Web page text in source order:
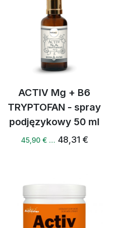
ACTIV Mg + B6
TRYPTOFAN - spray
podjęzykowy 50 ml
45,90 € … 48,31 €